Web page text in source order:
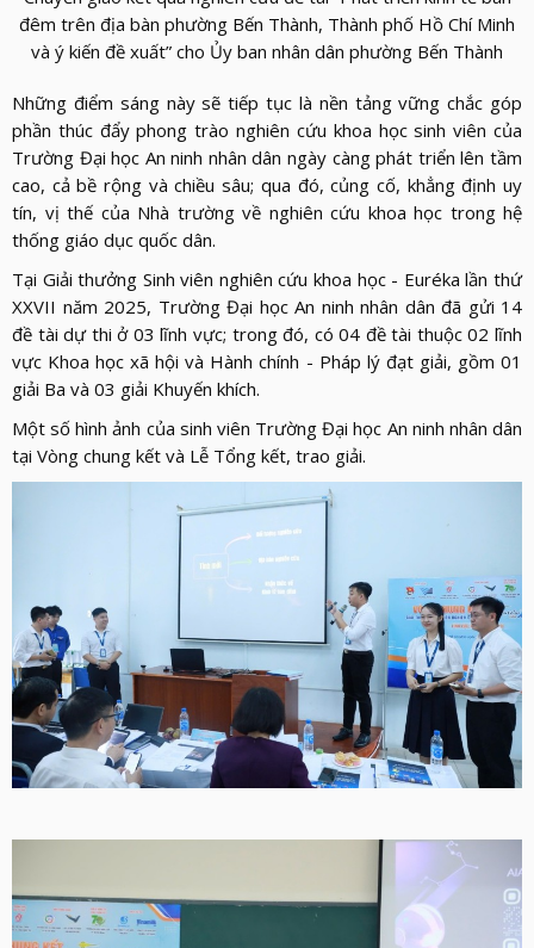
đêm trên địa bàn phường Bến Thành, Thành phố Hồ Chí Minh
và ý kiến đề xuất” cho Ủy ban nhân dân phường Bến Thành
Những điểm sáng này sẽ tiếp tục là nền tảng vững chắc góp
phần thúc đẩy phong trào nghiên cứu khoa học sinh viên của
Trường Đại học An ninh nhân dân ngày càng phát triển lên tầm
cao, cả bề rộng và chiều sâu; qua đó, củng cố, khẳng định uy
tín, vị thế của Nhà trường về nghiên cứu khoa học trong hệ
thống giáo dục quốc dân.
Tại Giải thưởng Sinh viên nghiên cứu khoa học - Euréka lần thứ
XXVII năm 2025, Trường Đại học An ninh nhân dân đã gửi 14
đề tài dự thi ở 03 lĩnh vực; trong đó, có 04 đề tài thuộc 02 lĩnh
vực Khoa học xã hội và Hành chính - Pháp lý đạt giải, gồm 01
giải Ba và 03 giải Khuyến khích.
Một số hình ảnh của sinh viên Trường Đại học An ninh nhân dân
tại Vòng chung kết và Lễ Tổng kết, trao giải.